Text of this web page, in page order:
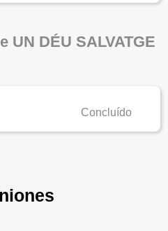
UN DÉU SALVATGE
Concluído